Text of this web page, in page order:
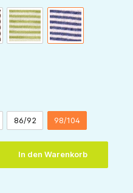
naturgrün-naturmarine-natur
86/92 98/104
In den Warenkorb